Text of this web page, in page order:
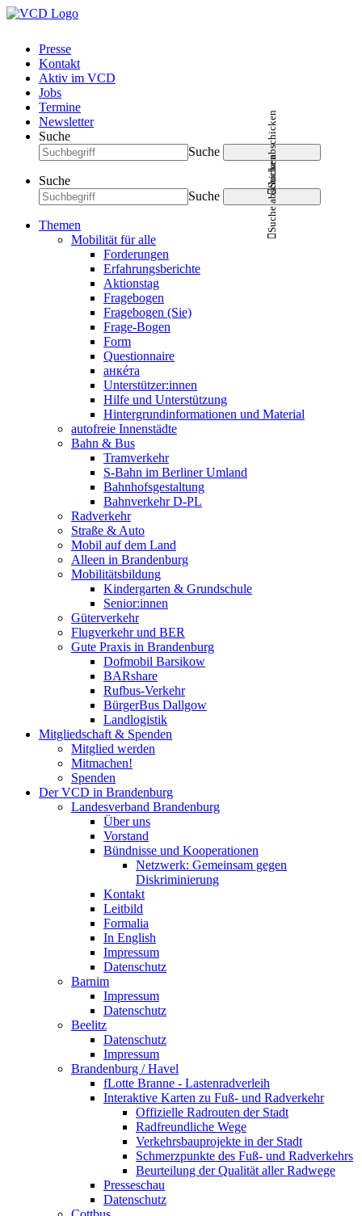
Presse
Kontakt
Aktiv im VCD
Jobs
Termine
Newsletter
Suche
Suche
Suche abschicken
Suche
Suche
Suche abschicken
Themen
Mobilität für alle
Forderungen
Erfahrungsberichte
Aktionstag
Fragebogen
Fragebogen (Sie)
Frage-Bogen
Form
Questionnaire
анкéта
Unterstützer:innen
Hilfe und Unterstützung
Hintergrundinformationen und Material
autofreie Innenstädte
Bahn & Bus
Tramverkehr
S-Bahn im Berliner Umland
Bahnhofsgestaltung
Bahnverkehr D-PL
Radverkehr
Straße & Auto
Mobil auf dem Land
Alleen in Brandenburg
Mobilitätsbildung
Kindergarten & Grundschule
Senior:innen
Güterverkehr
Flugverkehr und BER
Gute Praxis in Brandenburg
Dofmobil Barsikow
BARshare
Rufbus-Verkehr
BürgerBus Dallgow
Landlogistik
Mitgliedschaft & Spenden
Mitglied werden
Mitmachen!
Spenden
Der VCD in Brandenburg
Landesverband Brandenburg
Über uns
Vorstand
Bündnisse und Kooperationen
Netzwerk: Gemeinsam gegen
Diskriminierung
Kontakt
Leitbild
Formalia
In English
Impressum
Datenschutz
Barnim
Impressum
Datenschutz
Beelitz
Datenschutz
Impressum
Brandenburg / Havel
fLotte Branne - Lastenradverleih
Interaktive Karten zu Fuß- und Radverkehr
Offizielle Radrouten der Stadt
Radfreundliche Wege
Verkehrsbauprojekte in der Stadt
Schmerzpunkte des Fuß- und Radverkehrs
Beurteilung der Qualität aller Radwege
Presseschau
Datenschutz